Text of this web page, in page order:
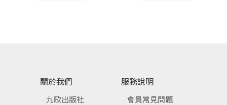
關於我們
九歌出版社
服務說明
會員常見問題